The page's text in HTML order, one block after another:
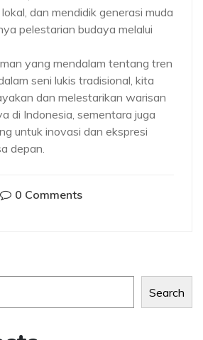
dan mendidik generasi muda
pelestarian budaya melalui
yang mendalam tentang tren
seni lukis tradisional, kita
dan melestarikan warisan
di Indonesia, sementara juga
untuk inovasi dan ekspresi
depan.
0 Comments
Search